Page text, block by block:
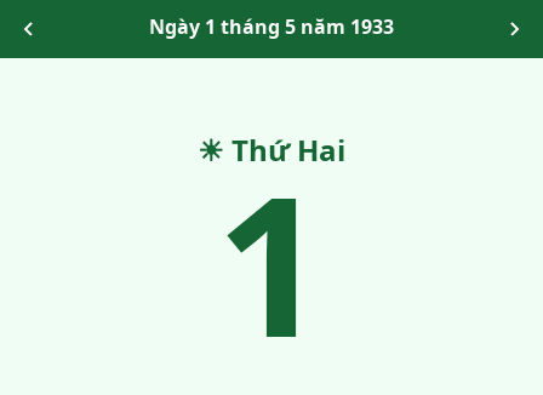
Ngày 1 tháng 5 năm 1933
☀ Thứ Hai
1